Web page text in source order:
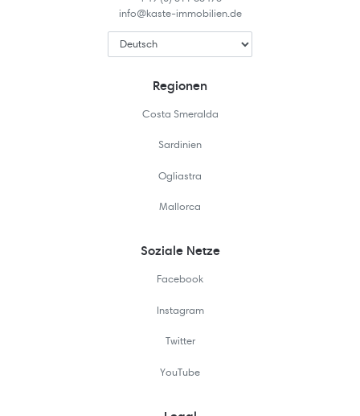
info@kaste-immobilien.de
Regionen
Costa Smeralda
Sardinien
Ogliastra
Mallorca
Soziale Netze
Facebook
Instagram
Twitter
YouTube